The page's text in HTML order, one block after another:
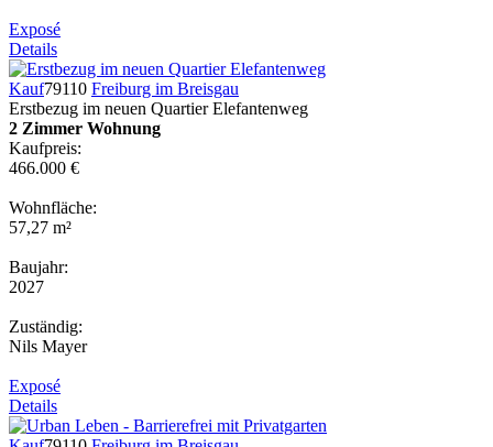
Exposé
Details
Kauf79110 Freiburg im Breisgau
Erstbezug im neuen Quartier Elefantenweg
2 Zimmer Wohnung
Kaufpreis:
466.000 €
Wohnfläche:
57,27 m²
Baujahr:
2027
Zuständig:
Nils Mayer
Exposé
Details